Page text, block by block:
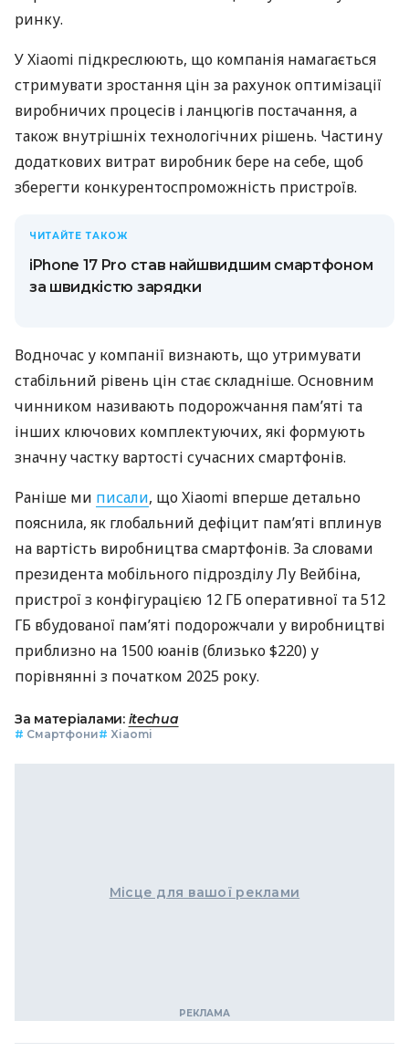
ринку.
У Xiaomi підкреслюють, що компанія намагається
стримувати зростання цін за рахунок оптимізації
виробничих процесів і ланцюгів постачання, а
також внутрішніх технологічних рішень. Частину
додаткових витрат виробник бере на себе, щоб
зберегти конкурентоспроможність пристроїв.
ЧИТАЙТЕ ТАКОЖ
iPhone 17 Pro став найшвидшим смартфоном
за швидкістю зарядки
Водночас у компанії визнають, що утримувати
стабільний рівень цін стає складніше. Основним
чинником називають подорожчання пам’яті та
інших ключових комплектуючих, які формують
значну частку вартості сучасних смартфонів.
Раніше ми писали, що Xiaomi вперше детально
пояснила, як глобальний дефіцит пам’яті вплинув
на вартість виробництва смартфонів. За словами
президента мобільного підрозділу Лу Вейбіна,
пристрої з конфігурацією 12 ГБ оперативної та 512
ГБ вбудованої пам’яті подорожчали у виробництві
приблизно на 1500 юанів (близько $220) у
порівнянні з початком 2025 року.
За матеріалами: itechua
# Смартфони# Xiaomi
Місце для вашої реклами